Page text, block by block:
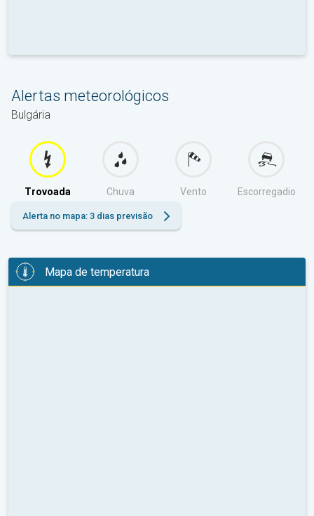
Alertas meteorológicos
Bulgária
Trovoada Chuva Vento Escorregadio
Alerta no mapa: 3 dias previsão
Mapa de temperatura